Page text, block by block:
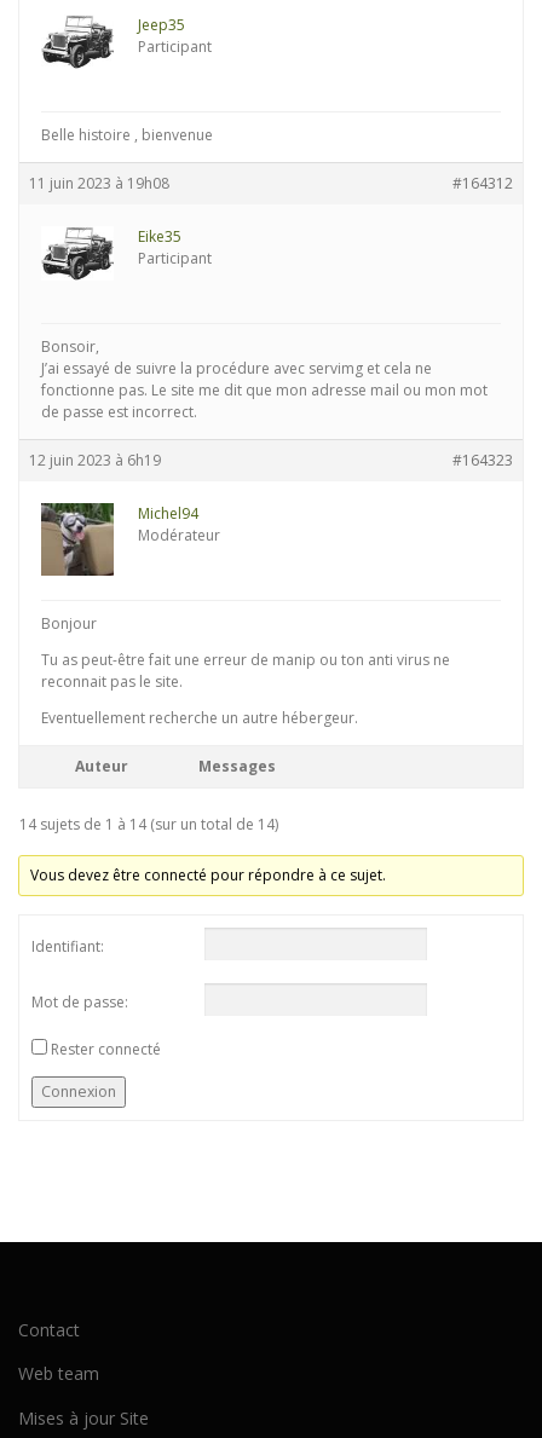
Jeep35
Participant
Belle histoire , bienvenue
11 juin 2023 à 19h08 #164312
Eike35
Participant
Bonsoir,
J’ai essayé de suivre la procédure avec servimg et cela ne
fonctionne pas. Le site me dit que mon adresse mail ou mon mot
de passe est incorrect.
12 juin 2023 à 6h19 #164323
Michel94
Modérateur
Bonjour
Tu as peut-être fait une erreur de manip ou ton anti virus ne
reconnait pas le site.
Eventuellement recherche un autre hébergeur.
Auteur Messages
14 sujets de 1 à 14 (sur un total de 14)
Vous devez être connecté pour répondre à ce sujet.
Identifiant:
Mot de passe:
Rester connecté
Connexion
Contact
Web team
Mises à jour Site